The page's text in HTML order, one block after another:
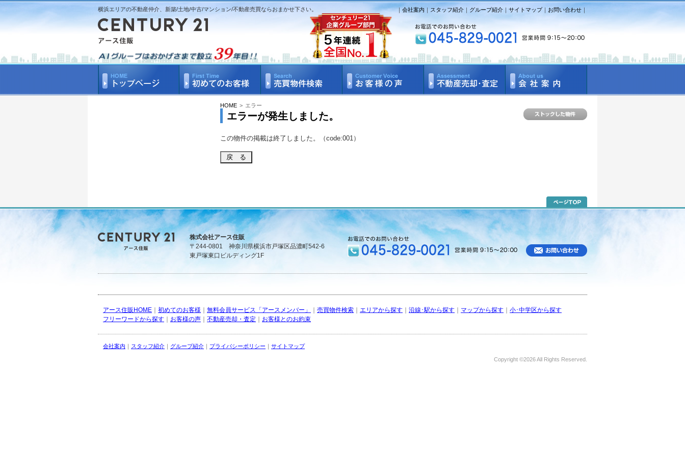
横浜エリアの不動産仲介、新築/土地/中古/マンション/不動産売買ならおまかせ下さい。 ｜会社案内 ｜スタッフ紹介 ｜ グループ紹介 ｜ サイトマップ｜ お問い合わせ ｜
HOME > エラー
エラーが発生しました。
この物件の掲載は終了しました。（code:001）
株式会社アース住販
〒244-0801 神奈川県横浜市戸塚区品濃町542-6
東戸塚東口ビルディング1F
アース住販HOME 初めてのお客様 無料会員サービス「アースメンバー」 売買物件検索 エリアから探す 沿線･駅から探す マップから探す
小･中学区から探す
フリーワードから探す
お客様の声 不動産売却・査定 お客様とのお約束
会社案内 ｜ スタッフ紹介 ｜ グループ紹介 ｜ プライバシーポリシー ｜ サイトマップ
Copyright ©2026 All Rights Reserved.